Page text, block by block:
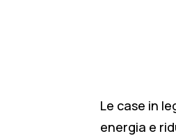
Le case in
energia e